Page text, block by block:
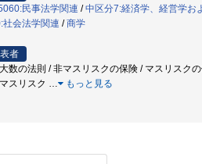
民事法学関連 /中区分7:経済学、経営学お
会法学関連 /商学
者
数の法則 / 非マスリスクの保険 / マスリスク
スリスク … もっと見る